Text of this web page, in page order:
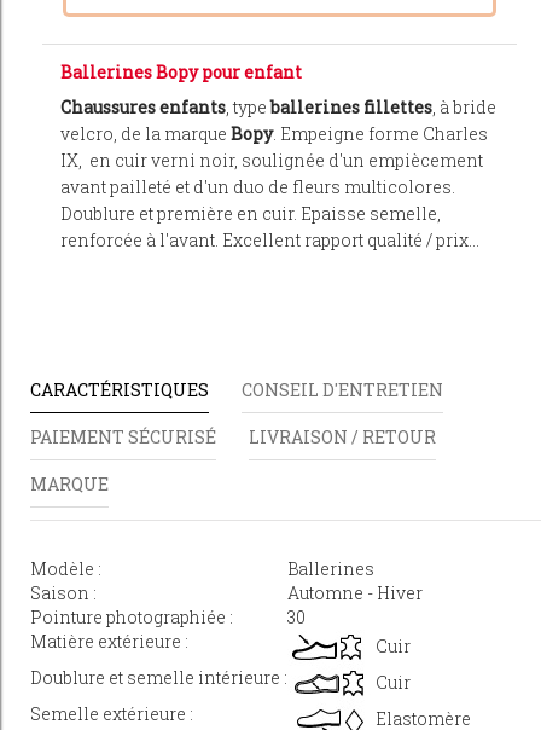
Ballerines Bopy pour enfant
Chaussures enfants , typeballerines fillettes , à bride
velcro, de la marque Bopy. Empeigne forme Charles
IX, en cuir verni noir, soulignée d'un empiècement
avant pailleté et d'un duo de fleurs multicolores.
Doublure et première en cuir. Epaisse semelle,
renforcée à l'avant. Excellent rapport qualité / prix...
CARACTÉRISTIQUES CONSEIL D'ENTRETIEN
PAIEMENT SÉCURISÉ LIVRAISON / RETOUR
MARQUE
Modèle :
Ballerines
Saison :
Automne - Hiver
Pointure photographiée :
30
Matière extérieure :
Cuir
Doublure et semelle intérieure :
Cuir
Semelle extérieure :
Elastomère